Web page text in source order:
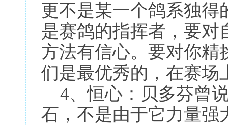
更不是某一个鸽系独得
是赛鸽的指挥者，要对
方法有信心。要对你精
们是最优秀的，在赛场
4、恒心：贝多芬曾
石，不是由于它力量强